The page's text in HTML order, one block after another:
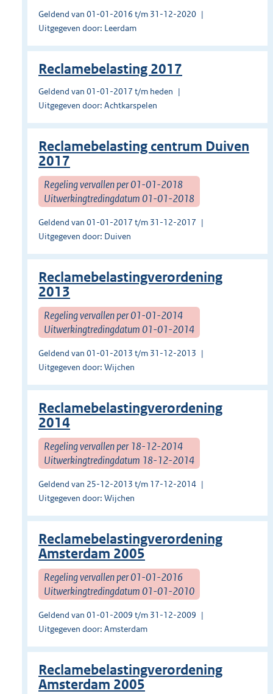
Geldend van 01-01-2016 t/m 31-12-2020
Uitgegeven door: Leerdam
Reclamebelasting 2017
Geldend van 01-01-2017 t/m heden
Uitgegeven door: Achtkarspelen
Reclamebelasting centrum Duiven
2017
Regeling vervallen per 01-01-2018
Uitwerkingtredingdatum 01-01-2018
Geldend van 01-01-2017 t/m 31-12-2017
Uitgegeven door: Duiven
Reclamebelastingverordening
2013
Regeling vervallen per 01-01-2014
Uitwerkingtredingdatum 01-01-2014
Geldend van 01-01-2013 t/m 31-12-2013
Uitgegeven door: Wijchen
Reclamebelastingverordening
2014
Regeling vervallen per 18-12-2014
Uitwerkingtredingdatum 18-12-2014
Geldend van 25-12-2013 t/m 17-12-2014
Uitgegeven door: Wijchen
Reclamebelastingverordening
Amsterdam 2005
Regeling vervallen per 01-01-2016
Uitwerkingtredingdatum 01-01-2010
Geldend van 01-01-2009 t/m 31-12-2009
Uitgegeven door: Amsterdam
Reclamebelastingverordening
Amsterdam 2005